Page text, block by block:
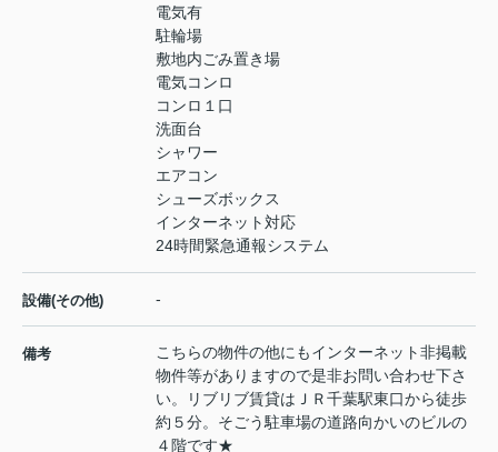
電気有
駐輪場
敷地内ごみ置き場
電気コンロ
コンロ１口
洗面台
シャワー
エアコン
シューズボックス
インターネット対応
24時間緊急通報システム
設備(その他) -
備考
こちらの物件の他にもインターネット非掲載
物件等がありますので是非お問い合わせ下さ
い。リブリブ賃貸はＪＲ千葉駅東口から徒歩
約５分。そごう駐車場の道路向かいのビルの
４階です★